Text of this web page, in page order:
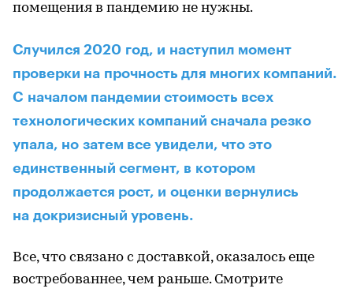
помещения в пандемию не нужны.
Случился 2020 год, и наступил момент
проверки на прочность для многих компаний.
C началом пандемии стоимость всех
технологических компаний сначала резко
упала, но затем все увидели, что это
единственный сегмент, в котором
продолжается рост, и оценки вернулись
на докризисный уровень.
Все, что связано с доставкой, оказалось еще
востребованнее, чем раньше. Смотрите